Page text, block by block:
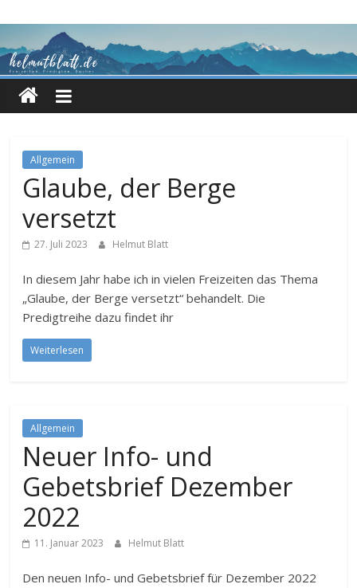
Inhalt
springen
Allgemein
Glaube, der Berge
versetzt
27. Juli 2023 Helmut Blatt
In diesem Jahr habe ich in vielen Freizeiten das Thema
„Glaube, der Berge versetzt“ behandelt. Die
Predigtreihe dazu findet ihr
Weiterlesen
Allgemein
Neuer Info- und
Gebetsbrief Dezember
2022
11. Januar 2023 Helmut Blatt
Den neuen Info- und Gebetsbrief für Dezember 2022